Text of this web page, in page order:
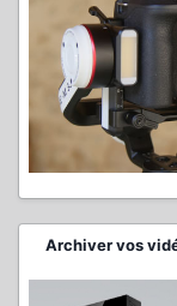
Archiver vos